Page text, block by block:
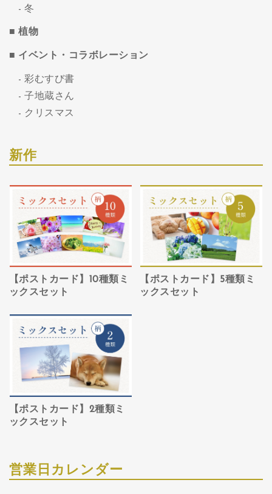
冬
植物
イベント・コラボレーション
彩むすび書
子地蔵さん
クリスマス
新作
【ポストカード】10種類ミ
ックスセット
【ポストカード】5種類ミ
ックスセット
【ポストカード】2種類ミ
ックスセット
営業日カレンダー